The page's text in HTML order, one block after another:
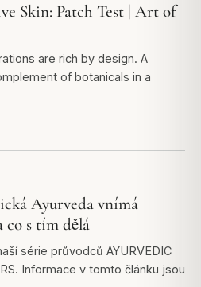
Skin: Patch Test | Art of
are rich by design. A
of botanicals in a
Ayurveda vnímá
co s tím dělá
série průvodců AYURVEDIC
Informace v tomto článku jsou